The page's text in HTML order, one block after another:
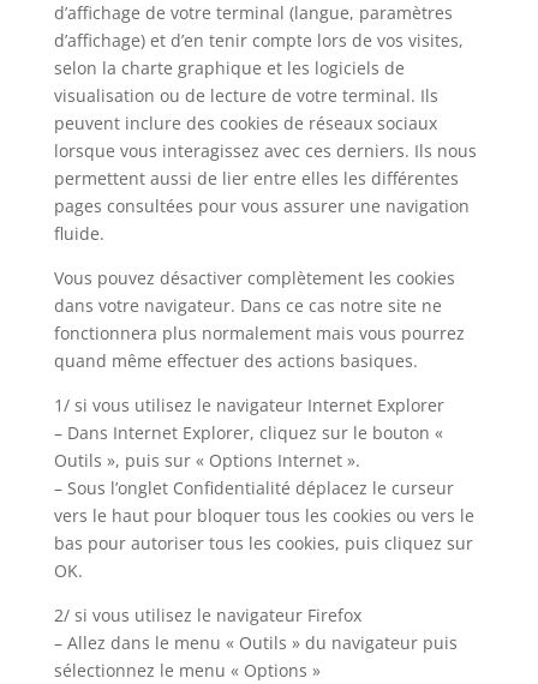
d’affichage de votre terminal (langue, paramètres
d’affichage) et d’en tenir compte lors de vos visites,
selon la charte graphique et les logiciels de
visualisation ou de lecture de votre terminal. Ils
peuvent inclure des cookies de réseaux sociaux
lorsque vous interagissez avec ces derniers. Ils nous
permettent aussi de lier entre elles les différentes
pages consultées pour vous assurer une navigation
fluide.
Vous pouvez désactiver complètement les cookies
dans votre navigateur. Dans ce cas notre site ne
fonctionnera plus normalement mais vous pourrez
quand même effectuer des actions basiques.
1/ si vous utilisez le navigateur Internet Explorer
– Dans Internet Explorer, cliquez sur le bouton «
Outils », puis sur « Options Internet ».
– Sous l’onglet Confidentialité déplacez le curseur
vers le haut pour bloquer tous les cookies ou vers le
bas pour autoriser tous les cookies, puis cliquez sur
OK.
2/ si vous utilisez le navigateur Firefox
– Allez dans le menu « Outils » du navigateur puis
sélectionnez le menu « Options »